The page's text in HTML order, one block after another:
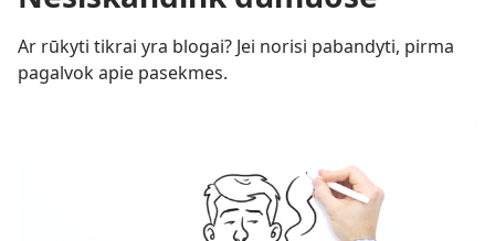
Ar rūkyti tikrai yra blogai? Jei norisi pabandyti, pirma
pagalvok apie pasekmes.